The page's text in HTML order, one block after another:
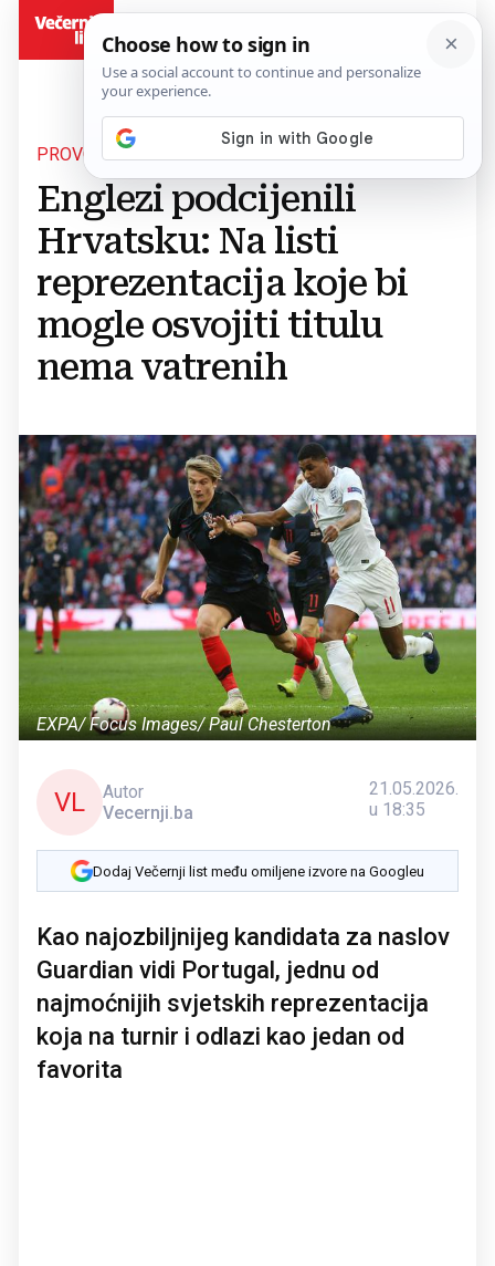
PROVOKACIJA ILI?
Englezi podcijenili
Hrvatsku: Na listi
reprezentacija koje bi
mogle osvojiti titulu
nema vatrenih
EXPA/ Focus Images/ Paul Chesterton
VL
Autor
Vecernji.ba
21.05.2026.
u 18:35
Dodaj Večernji list među omiljene izvore na Googleu
Kao najozbiljnijeg kandidata za naslov
Guardian vidi Portugal, jednu od
najmoćnijih svjetskih reprezentacija
koja na turnir i odlazi kao jedan od
favorita